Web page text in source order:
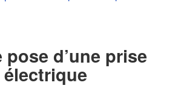
pose d’une prise
électrique